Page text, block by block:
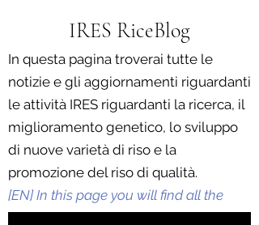
IRES RiceBlog
In questa pagina troverai tutte le
notizie e gli aggiornamenti riguardanti
le attività IRES riguardanti la ricerca, il
miglioramento genetico, lo sviluppo
di nuove varietà di riso e la
promozione del riso di qualità.
[EN] In this page you will find all the